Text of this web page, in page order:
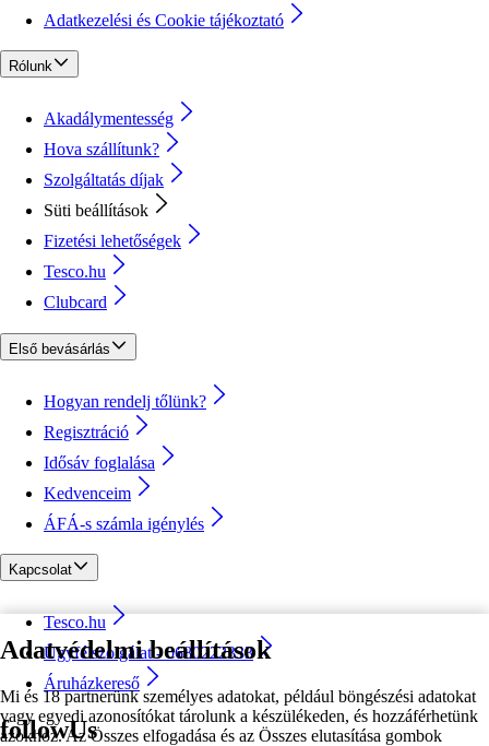
Adatvédelmi beállítások
Mi és 18 partnerünk személyes adatokat, például böngészési adatokat
vagy egyedi azonosítókat tárolunk a készülékeden, és hozzáférhetünk
azokhoz. Az Összes elfogadása és az Összes elutasítása gombok
Adatkezelési és Cookie tájékoztató
Rólunk
Akadálymentesség
Hova szállítunk?
Szolgáltatás díjak
Süti beállítások
Fizetési lehetőségek
Tesco.hu
Clubcard
Első bevásárlás
Hogyan rendelj tőlünk?
Regisztráció
Idősáv foglalása
Kedvenceim
ÁFÁ-s számla igénylés
Kapcsolat
Tesco.hu
Ügyfélszolgálat - 0680222333
Áruházkereső
followUs